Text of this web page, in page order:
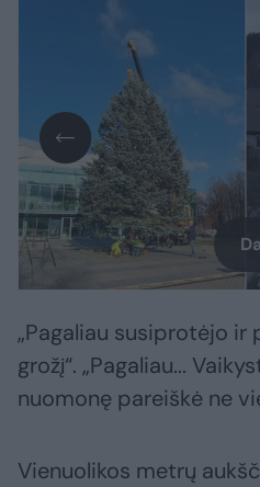
„Pagaliau susiprotėjo ir
grožį“. „Pagaliau...
nuomonę pareiškė ne
Vienuolikos metrų